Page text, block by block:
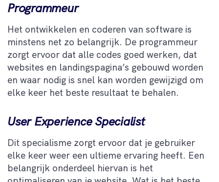
Programmeur
Het ontwikkelen en coderen van software is
minstens net zo belangrijk. De programmeur
zorgt ervoor dat alle codes goed werken, dat
websites en landingspagina’s gebouwd worden
en waar nodig is snel kan worden gewijzigd om
elke keer het beste resultaat te behalen.
User Experience Specialist
Dit specialisme zorgt ervoor dat je gebruiker
elke keer weer een ultieme ervaring heeft. Een
belangrijk onderdeel hiervan is het